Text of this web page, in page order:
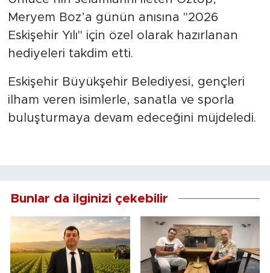
Meryem Boz’a günün anısına "2026
Eskişehir Yılı" için özel olarak hazırlanan
hediyeleri takdim etti.
Eskişehir Büyükşehir Belediyesi, gençleri
ilham veren isimlerle, sanatla ve sporla
buluşturmaya devam edeceğini müjdeledi.
Bunlar da ilginizi çekebilir